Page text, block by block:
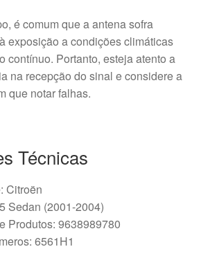
é comum que a antena sofra
exposição a condições climáticas
contínuo. Portanto, esteja atento a
na recepção do sinal e considere a
que notar falhas.
Técnicas
Citroën
Sedan (2001-2004)
Produtos: 9638989780
6561H1